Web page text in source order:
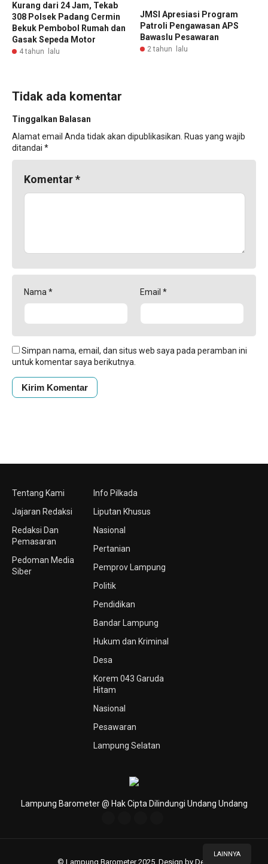
Kurang dari 24 Jam, Tekab
308 Polsek Padang Cermin
Bekuk Pembobol Rumah dan
Gasak Sepeda Motor
4 tahun lalu
JMSI Apresiasi Program
Patroli Pengawasan APS
Bawaslu Pesawaran
2 tahun lalu
Tidak ada komentar
Tinggalkan Balasan
Alamat email Anda tidak akan dipublikasikan. Ruas yang wajib
ditandai *
Komentar*
Nama * Email *
Simpan nama, email, dan situs web saya pada peramban ini
untuk komentar saya berikutnya.
LAINNYA
Tentang Kami
Jajaran Redaksi
Redaksi Dan
Pemasaran
Pedoman Media
Siber
Info Pilkada
Liputan Khusus
Nasional
Pertanian
Pemprov Lampung
Politik
Pendidikan
Bandar Lampung
Hukum dan Kriminal
Desa
Korem 043 Garuda
Hitam
Nasional
Pesawaran
Lampung Selatan
Lampung Barometer @ Hak Cipta Dilindungi Undang Undang
© Lampung Barometer 2025. Design by Deni